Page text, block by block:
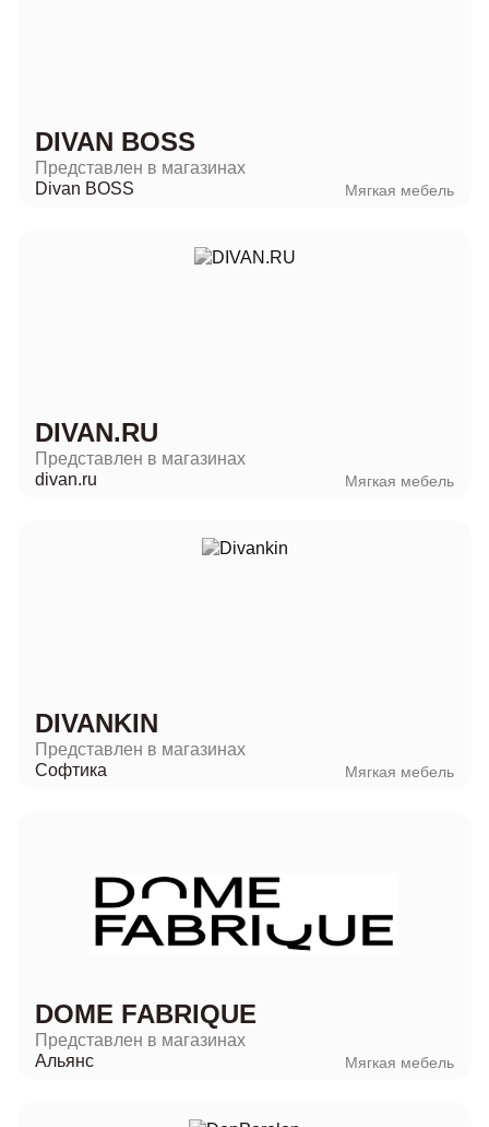
DIVAN BOSS
Представлен в магазинах
Divan BOSS
Мягкая мебель
DIVAN.RU
Представлен в магазинах
divan.ru
Мягкая мебель
DIVANKIN
Представлен в магазинах
Софтика
Мягкая мебель
DOME FABRIQUE
Представлен в магазинах
Альянс
Мягкая мебель